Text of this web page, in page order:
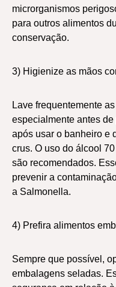
microrganismos
para outros alimentos
conservação.
3) Higienize as mãos
Lave frequentemente
especialmente antes
após usar o banheiro e
crus. O uso do álcool
são recomendados.
prevenir a
a Salmonella.
4) Prefira alimentos
Sempre que possível,
embalagens seladas.